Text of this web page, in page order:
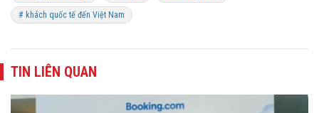
# khách quốc tế đến Việt Nam
TIN LIÊN QUAN